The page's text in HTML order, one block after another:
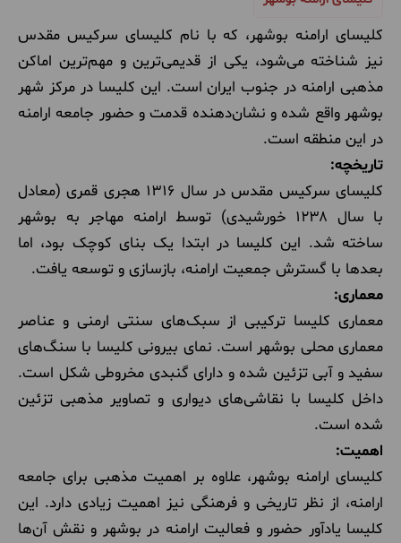
کلیسای ارامنه بوشهر، که با نام کلیسای سرکیس مقدس
نیز شناخته می‌شود، یکی از قدیمی‌ترین و مهم‌ترین اماکن
مذهبی ارامنه در جنوب ایران است. این کلیسا در مرکز شهر
بوشهر واقع شده و نشان‌دهنده قدمت و حضور جامعه ارامنه
در این منطقه است.
تاریخچه:
کلیسای سرکیس مقدس در سال ۱۳۱۶ هجری قمری (معادل
با سال ۱۲۳۸ خورشیدی) توسط ارامنه مهاجر به بوشهر
ساخته شد. این کلیسا در ابتدا یک بنای کوچک بود، اما
بعدها با گسترش جمعیت ارامنه، بازسازی و توسعه یافت.
معماری:
معماری کلیسا ترکیبی از سبک‌های سنتی ارمنی و عناصر
معماری محلی بوشهر است. نمای بیرونی کلیسا با سنگ‌های
سفید و آبی تزئین شده و دارای گنبدی مخروطی شکل است.
داخل کلیسا با نقاشی‌های دیواری و تصاویر مذهبی تزئین
شده است.
اهمیت:
کلیسای ارامنه بوشهر، علاوه بر اهمیت مذهبی برای جامعه
ارامنه، از نظر تاریخی و فرهنگی نیز اهمیت زیادی دارد. این
کلیسا یادآور حضور و فعالیت ارامنه در بوشهر و نقش آن‌ها